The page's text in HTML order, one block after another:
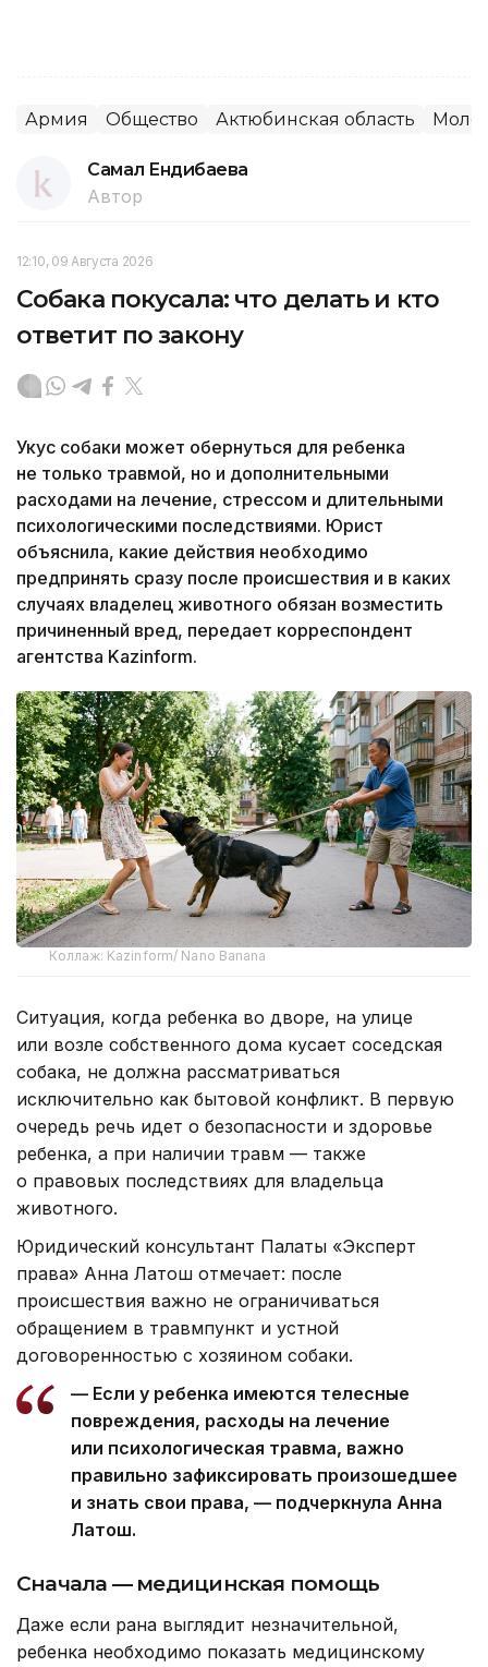
Армия Общество Актюбинская область
Самал Ендибаева
Автор
12:10, 09 Августа 2026
Собака покусала: что делать и кто
ответит по закону
Укус собаки может обернуться для ребенка
не только травмой, но и дополнительными
расходами на лечение, стрессом и длительными
психологическими последствиями. Юрист
объяснила, какие действия необходимо
предпринять сразу после происшествия и в каких
случаях владелец животного обязан возместить
причиненный вред, передает корреспондент
агентства Kazinform.
Коллаж: Kazinform/ Nano Banana
Ситуация, когда ребенка во дворе, на улице
или возле собственного дома кусает соседская
собака, не должна рассматриваться
исключительно как бытовой конфликт. В первую
очередь речь идет о безопасности и здоровье
ребенка, а при наличии травм — также
о правовых последствиях для владельца
животного.
Юридический консультант Палаты «Эксперт
права» Анна Латош отмечает: после
происшествия важно не ограничиваться
обращением в травмпункт и устной
договоренностью с хозяином собаки.
— Если у ребенка имеются телесные
повреждения, расходы на лечение
или психологическая травма, важно
правильно зафиксировать произошедшее
и знать свои права, — подчеркнула Анна
Латош.
Сначала — медицинская помощь
Даже если рана выглядит незначительной,
ребенка необходимо показать медицинскому